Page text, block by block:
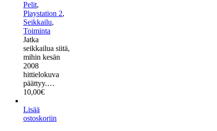
Pelit,
Playstation 2,
Seikkailu,
Toiminta
Jatka
seikkailua siitä,
mihin kesän
2008
hittielokuva
päättyy.…
10,00€
Lisää
ostoskoriin